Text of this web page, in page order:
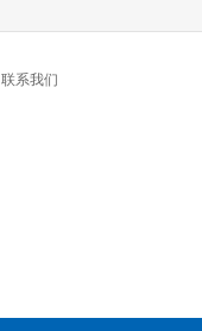
联系我们